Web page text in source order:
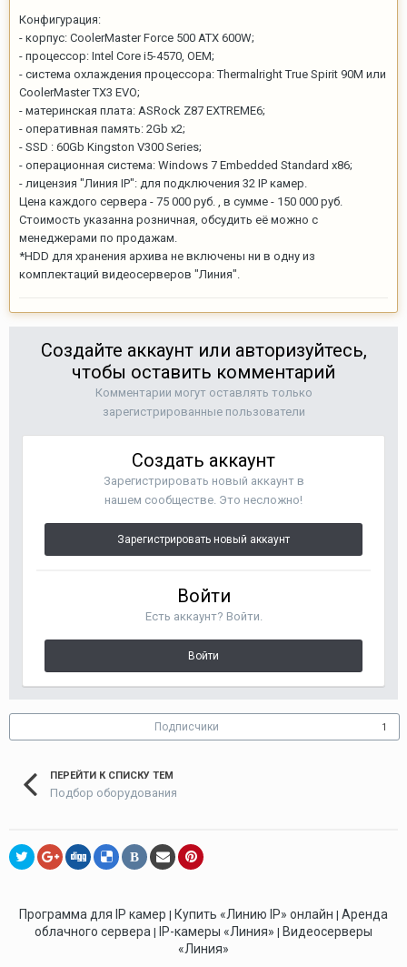
Конфигурация:
- корпус: CoolerMaster Force 500 ATX 600W;
- процессор: Intel Core i5-4570, OEM;
- система охлаждения процессора: Thermalright True Spirit 90M или
CoolerMaster TX3 EVO;
- материнская плата: ASRock Z87 EXTREME6;
- оперативная память: 2Gb x2;
- SSD : 60Gb Kingston V300 Series;
- операционная система: Windows 7 Embedded Standard x86;
- лицензия "Линия IP": для подключения 32 IP камер.
Цена каждого сервера - 75 000 руб. , в сумме - 150 000 руб.
Стоимость указанна розничная, обсудить её можно с
менеджерами по продажам.
*HDD для хранения архива не включены ни в одну из
комплектаций видеосерверов "Линия".
Создайте аккаунт или авторизуйтесь,
чтобы оставить комментарий
Комментарии могут оставлять только
зарегистрированные пользователи
Создать аккаунт
Зарегистрировать новый аккаунт в
нашем сообществе. Это несложно!
Зарегистрировать новый аккаунт
Войти
Есть аккаунт? Войти.
Войти
Подписчики 1
ПЕРЕЙТИ К СПИСКУ ТЕМ
Подбор оборудования
В
Программа для IP камер | Купить «Линию IP» онлайн | Аренда
облачного сервера | IP-камеры «Линия» | Видеосерверы
«Линия»